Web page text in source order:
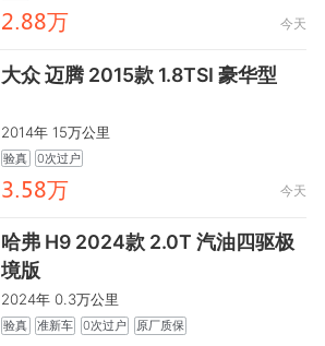
龤.鸺鸺万 今天
大众 迈腾 2015款 1.8TSI 豪华型
2014年 15万公里
验真 0次过户
龥.閏鸺万 今天
哈弗 H9 2024款 2.0T 汽油四驱极
境版
2024年 0.3万公里
验真 准新车 0次过户 原厂质保